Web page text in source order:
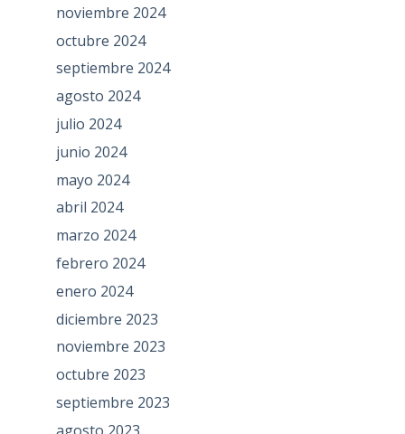
noviembre 2024
octubre 2024
septiembre 2024
agosto 2024
julio 2024
junio 2024
mayo 2024
abril 2024
marzo 2024
febrero 2024
enero 2024
diciembre 2023
noviembre 2023
octubre 2023
septiembre 2023